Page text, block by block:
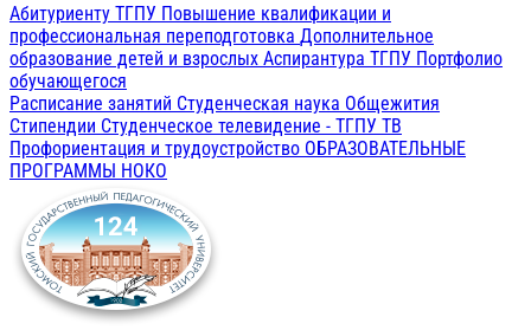
Абитуриенту ТГПУ Повышение квалификации и
профессиональная переподготовка Дополнительное
образование детей и взрослых Аспирантура ТГПУ Портфолио
обучающегося
Расписание занятий Студенческая наука Общежития
Стипендии Студенческое телевидение - ТГПУ ТВ
Профориентация и трудоустройство ОБРАЗОВАТЕЛЬНЫЕ
ПРОГРАММЫ НОКО